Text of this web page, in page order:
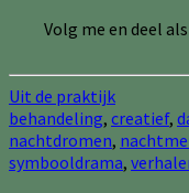
Volg me en deel
Uit de praktijk
behandeling, creatief,
nachtdromen,
symbooldrama,